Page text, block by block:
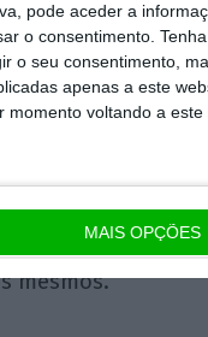
pode aceder a
o consentimento.
o seu consentimento,
apenas a este
momento voltando a
MAIS OPÇÕES
ou
de
de
mesmos.